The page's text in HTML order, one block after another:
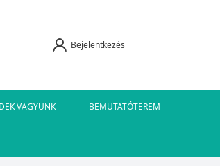
Bejelentkezés
VAGYUNK BEMUTATÓTEREM